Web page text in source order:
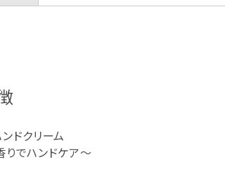
ドクリーム
でハンドケア～